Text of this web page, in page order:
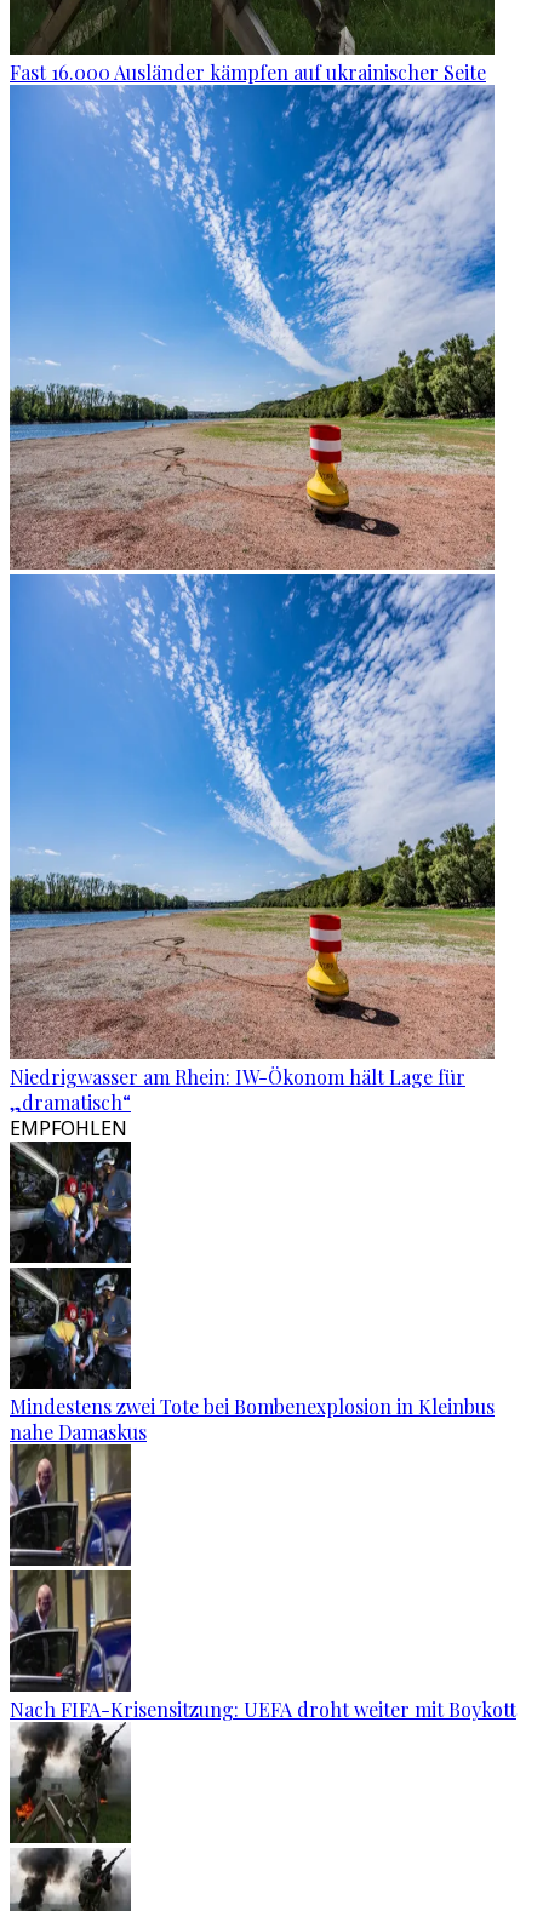
Fast 16.000 Ausländer kämpfen auf ukrainischer Seite
Niedrigwasser am Rhein: IW-Ökonom hält Lage für
„dramatisch“
EMPFOHLEN
Mindestens zwei Tote bei Bombenexplosion in Kleinbus
nahe Damaskus
Nach FIFA-Krisensitzung: UEFA droht weiter mit Boykott